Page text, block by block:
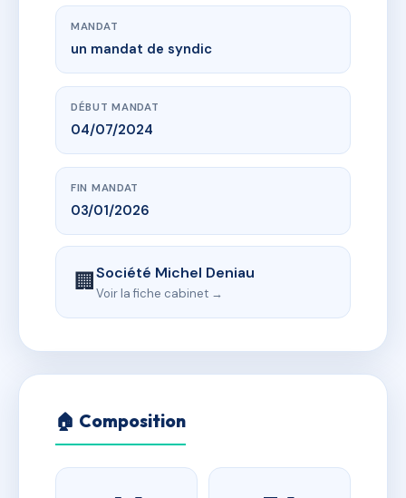
MANDAT
un mandat de syndic
DÉBUT MANDAT
04/07/2024
FIN MANDAT
03/01/2026
🏢Société Michel Deniau
Voir la fiche cabinet →
🏠 Composition